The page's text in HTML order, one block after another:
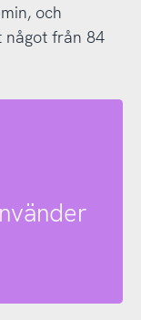
och
något från 84